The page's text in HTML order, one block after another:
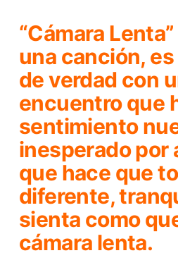
“Cámara
una canción,
de verdad con
encuentro que
sentimiento
inesperado por
que hace que
diferente,
sienta como
cámara lenta.